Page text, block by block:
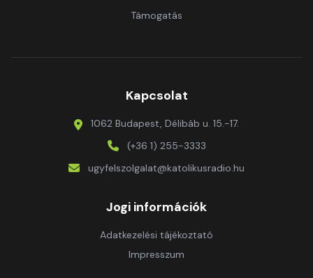
Támogatás
Kapcsolat
1062 Budapest, Délibáb u. 15.-17.
(+36 1) 255-3333
ugyfelszolgalat@katolikusradio.hu
Jogi információk
Adatkezelési tájékoztató
Impresszum